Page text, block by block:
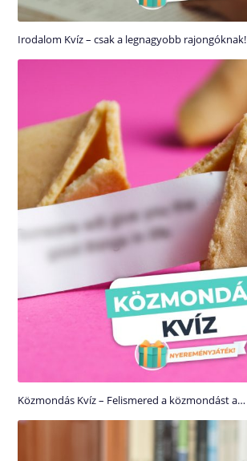
Irodalom Kvíz – csak a legnagyobb rajongóknak!
Közmondás Kvíz – Felismered a közmondást a…